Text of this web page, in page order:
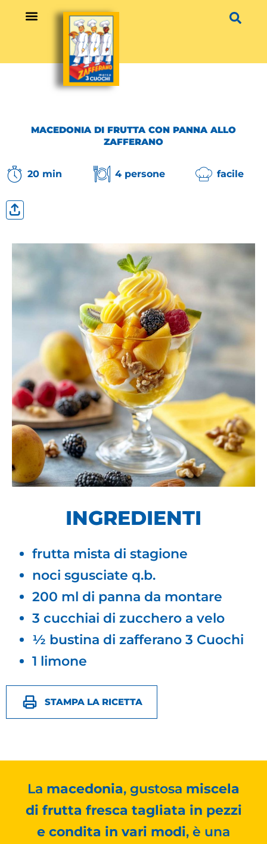
MACEDONIA DI FRUTTA CON PANNA ALLO
ZAFFERANO
20 min 4 persone facile
INGREDIENTI
frutta mista di stagione
noci sgusciate q.b.
200 ml di panna da montare
3 cucchiai di zucchero a velo
½ bustina di zafferano 3 Cuochi
1 limone
STAMPA LA RICETTA
La macedonia, gustosa miscela
di frutta fresca tagliata in pezzi
e condita in vari modi, è una